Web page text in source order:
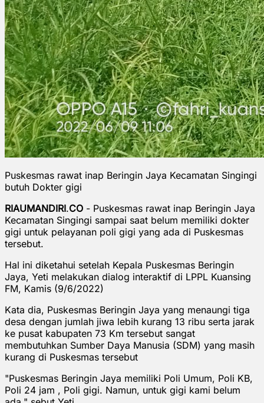
Puskesmas rawat inap Beringin Jaya Kecamatan Singingi
butuh Dokter gigi
RIAUMANDIRI.CO - Puskesmas rawat inap Beringin Jaya
Kecamatan Singingi sampai saat belum memiliki dokter
gigi untuk pelayanan poli gigi yang ada di Puskesmas
tersebut.
Hal ini diketahui setelah Kepala Puskesmas Beringin
Jaya, Yeti melakukan dialog interaktif di LPPL Kuansing
FM, Kamis (9/6/2022)
Kata dia, Puskesmas Beringin Jaya yang menaungi tiga
desa dengan jumlah jiwa lebih kurang 13 ribu serta jarak
ke pusat kabupaten 73 Km tersebut sangat
membutuhkan Sumber Daya Manusia (SDM) yang masih
kurang di Puskesmas tersebut
"Puskesmas Beringin Jaya memiliki Poli Umum, Poli KB,
Poli 24 jam , Poli gigi. Namun, untuk gigi kami belum